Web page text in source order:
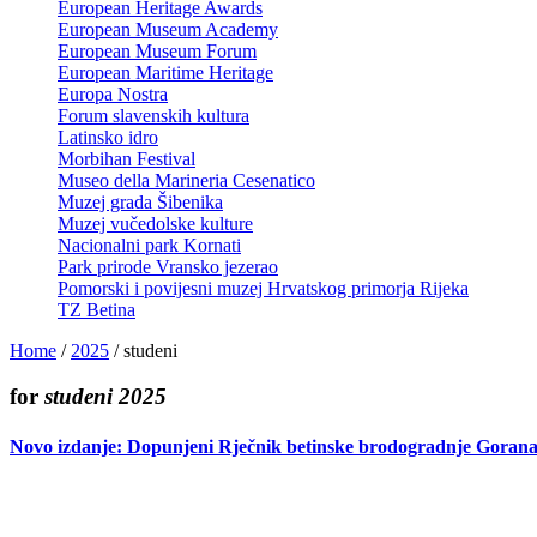
European Heritage Awards
European Museum Academy
European Museum Forum
European Maritime Heritage
Europa Nostra
Forum slavenskih kultura
Latinsko idro
Morbihan Festival
Museo della Marineria Cesenatico
Muzej grada Šibenika
Muzej vučedolske kulture
Nacionalni park Kornati
Park prirode Vransko jezerao
Pomorski i povijesni muzej Hrvatskog primorja Rijeka
TZ Betina
Home / 2025 /studeni
for studeni 2025
Novo izdanje: Dopunjeni Rječnik betinske brodogradnje